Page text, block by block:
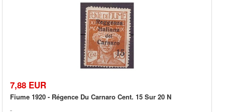
7,88 EUR
Fiume 1920 - Régence Du Carnaro Cent. 15 Sur 20 N